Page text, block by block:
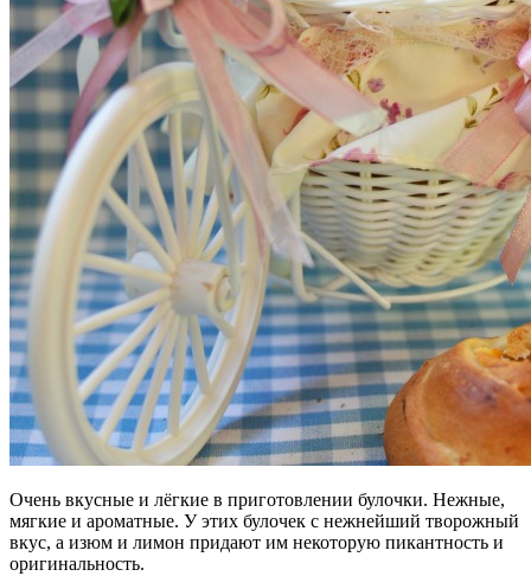
Очень вкусные и лёгкие в приготовлении булочки. Нежные,
мягкие и ароматные. У этих булочек с нежнейший творожный
вкус, а изюм и лимон придают им некоторую пикантность и
оригинальность.